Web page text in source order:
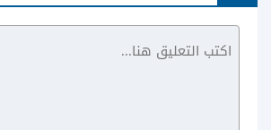
YC Soccer